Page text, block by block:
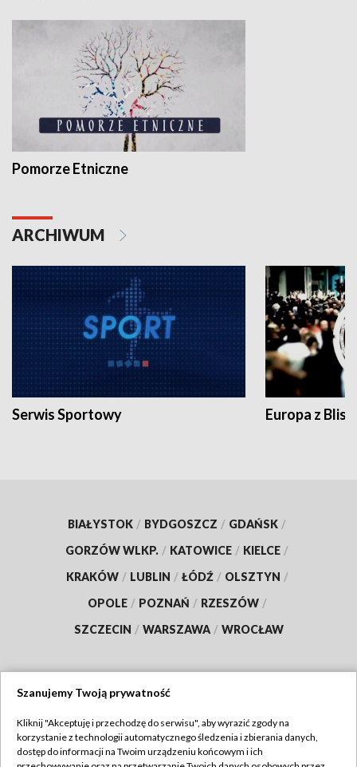
Pomorze Etniczne
ARCHIWUM
Serwis Sportowy Europa z
BIAŁYSTOK / BYDGOSZCZ / GDAŃSK /
GORZÓW WLKP. / KATOWICE / KIELCE /
KRAKÓW / LUBLIN / ŁÓDŹ / OLSZTYN /
OPOLE / POZNAŃ / RZESZÓW /
SZCZECIN / WARSZAWA / WROCŁAW
TVP
Szanujemy Twoją prywatność
Kliknij "Akceptuję i przechodzę do serwisu", aby wyrazić zgody na
korzystanie z technologii automatycznego śledzenia i zbierania danych,
dostęp do informacji na Twoim urządzeniu końcowym i ich